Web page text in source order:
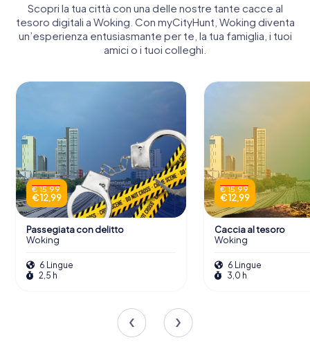
Scopri la tua città con una delle nostre tante cacce al
tesoro digitali a Woking. Con myCityHunt, Woking diventa
un’esperienza entusiasmante per te, la tua famiglia, i tuoi
amici o i tuoi colleghi.
€ 15,99
€ 12,99
Passegiata con delitto
Woking
6 Lingue
2,5 h
€ 15,99
€ 12,99
Caccia al tesoro
Woking
6 Lingue
3,0 h